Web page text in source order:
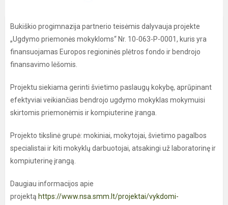
Bukiškio progimnazija partnerio teisėmis dalyvauja projekte
„Ugdymo priemonės mokykloms“ Nr. 10-063-P-0001, kuris yra
finansuojamas Europos regioninės plėtros fondo ir bendrojo
finansavimo lėšomis.
Projektu siekiama gerinti švietimo paslaugų kokybę, aprūpinant
efektyviai veikiančias bendrojo ugdymo mokyklas mokymuisi
skirtomis priemonėmis ir kompiuterine įranga.
Projekto tikslinė grupė: mokiniai, mokytojai, švietimo pagalbos
specialistai ir kiti mokyklų darbuotojai, atsakingi už laboratorinę ir
kompiuterinę įrangą.
Daugiau informacijos apie
projektą https://www.nsa.smm.lt/projektai/vykdomi-